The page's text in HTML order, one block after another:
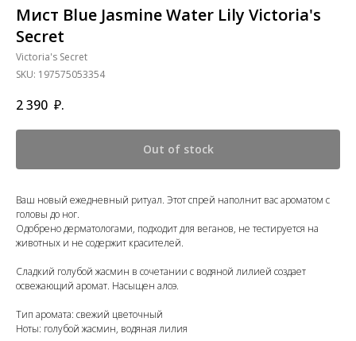
Мист Blue Jasmine Water Lily Victoria's
Secret
Victoria's Secret
SKU: 197575053354
2 390 ₽.
Out of stock
Ваш новый ежедневный ритуал. Этот спрей наполнит вас ароматом с
головы до ног.
Одобрено дерматологами, подходит для веганов, не тестируется на
животных и не содержит красителей.
Сладкий голубой жасмин в сочетании с водяной лилией создает
освежающий аромат. Насыщен алоэ.
Тип аромата: свежий цветочный
Ноты: голубой жасмин, водяная лилия